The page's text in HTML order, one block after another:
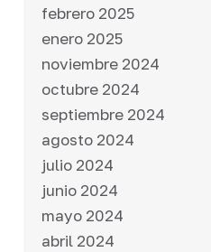
febrero 2025
enero 2025
noviembre 2024
octubre 2024
septiembre 2024
agosto 2024
julio 2024
junio 2024
mayo 2024
abril 2024